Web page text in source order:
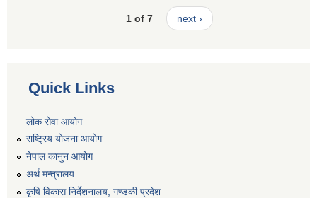
1 of 7 next ›
Quick Links
लोक सेवा आयोग
राष्ट्रिय योजना आयोग
नेपाल कानुन आयोग
अर्थ मन्त्रालय
कृषि विकास निर्देशनालय, गण्डकी प्रदेश